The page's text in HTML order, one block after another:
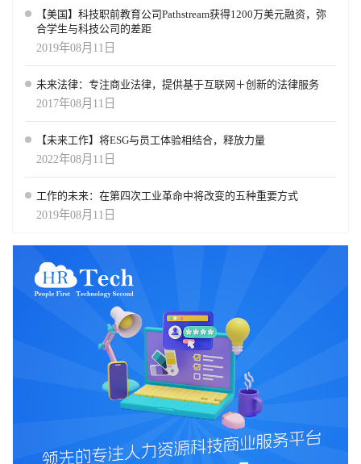
【美国】科技职前教育公司Pathstream获得1200万美元融资，弥
合学生与科技公司的差距
2019年08月11日
未来法律：专注商业法律，提供基于互联网＋创新的法律服务
2017年08月11日
【未来工作】将ESG与员工体验相结合，释放力量
2022年08月11日
工作的未来：在第四次工业革命中将改变的五种重要方式
2019年08月11日